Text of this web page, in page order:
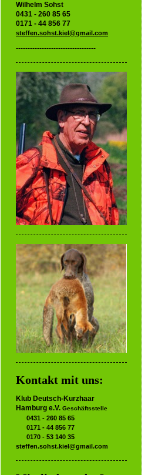
Wilhelm Sohst
0431 - 260 85 65
0171 - 44 856 77
steffen.sohst.kiel@gmail.com
----------------------------------
Kontakt mit uns:
Klub Deutsch-Kurzhaar
Hamburg e.V. Geschäftsstelle
0431 - 260 85 65
0171 - 44 856 77
0170 - 53 140 35
steffen.sohst.kiel@gmail.com